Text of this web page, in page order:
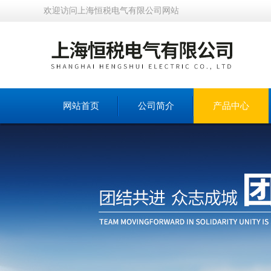
欢迎访问上海恒税电气有限公司网站
网站首页 公司简介 产品中心